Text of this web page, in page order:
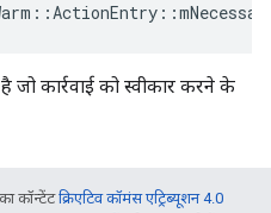
कार्रवाई को स्वीकार करने के
कॉन्टेंटक्रिएटिव कॉमंस एट्रिब्यूशन 4.0